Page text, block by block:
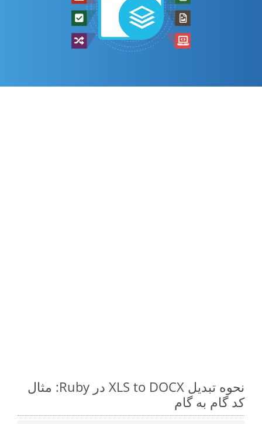
نحوه تبدیل XLS to DOCX در Ruby: مثال
کد گام به گام